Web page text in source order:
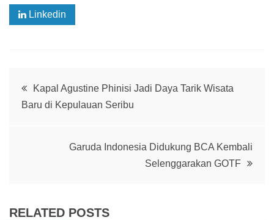
Linkedin
Post
navigation
Kapal Agustine Phinisi Jadi Daya Tarik Wisata
Baru di Kepulauan Seribu
Garuda Indonesia Didukung BCA Kembali
Selenggarakan GOTF
RELATED POSTS